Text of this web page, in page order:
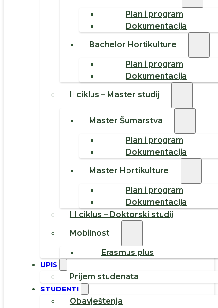
Plan i program
Dokumentacija
Bachelor Hortikulture
Plan i program
Dokumentacija
II ciklus – Master studij
Master Šumarstva
Plan i program
Dokumentacija
Master Hortikulture
Plan i program
Dokumentacija
III ciklus – Doktorski studij
Mobilnost
Erasmus plus
UPIS
Prijem studenata
STUDENTI
Obavještenja